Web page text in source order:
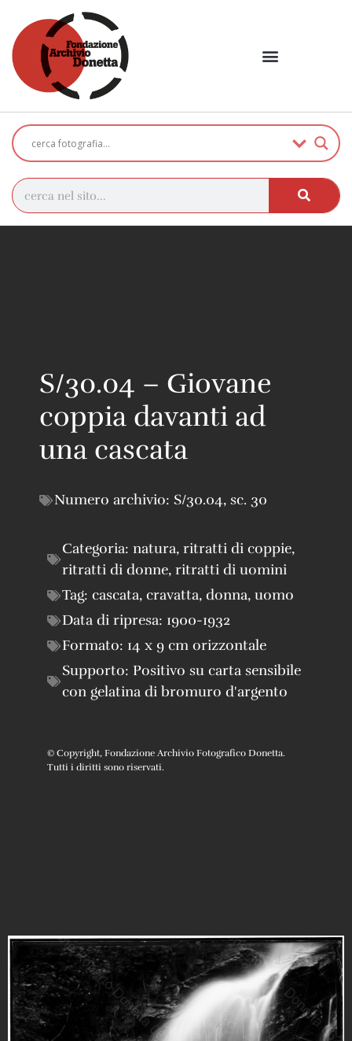
S/30.04 – Giovane
coppia davanti ad
una cascata
Numero archivio: S/30.04, sc. 30
Categoria: natura, ritratti di coppie,
ritratti di donne, ritratti di uomini
Tag: cascata, cravatta, donna, uomo
Data di ripresa: 1900-1932
Formato: 14 x 9 cm orizzontale
Supporto: Positivo su carta sensibile
con gelatina di bromuro d'argento
© Copyright, Fondazione Archivio Fotografico Donetta.
Tutti i diritti sono riservati.